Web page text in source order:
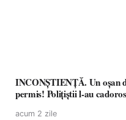
INCONȘTIENȚĂ. Un oșan
permis! Polițiștii l-au
acum 2 zile